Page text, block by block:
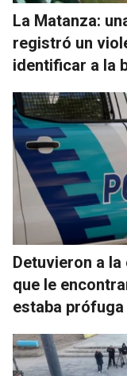
La Matanza:
registró un
identificar a la
Detuvieron a
que le
estaba